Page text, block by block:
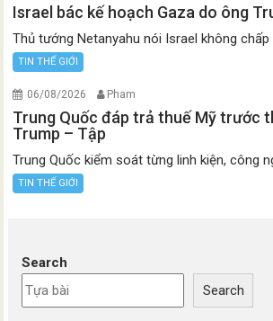
Israel bác kế hoạch Gaza do ông
Thủ tướng Netanyahu nói Israel không chấp
TIN THẾ GIỚI
06/08/2026 Pham
Trung Quốc đáp trả thuế Mỹ trước
Trump – Tập
Trung Quốc kiểm soát từng linh kiện, công
TIN THẾ GIỚI
Search
Search